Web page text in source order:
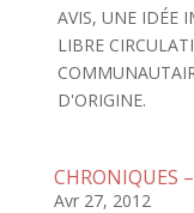
AVIS, UNE IDÉE
LIBRE
D'ORIGINE.
CHRONIQUES
Avr 27, 2012